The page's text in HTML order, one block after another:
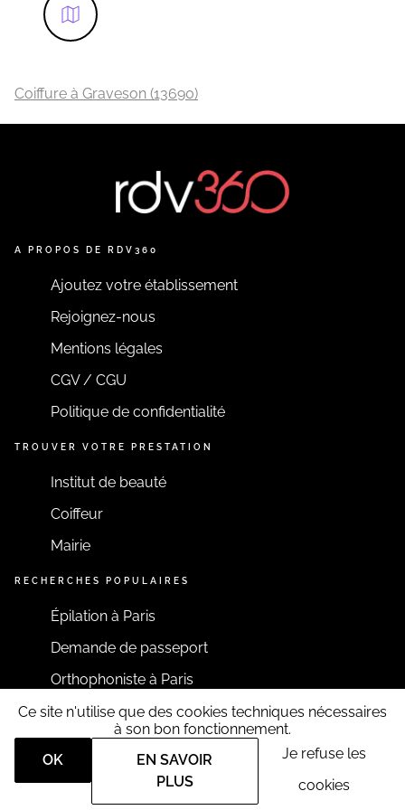
Coiffure à Graveson (13690)
A PROPOS DE RDV360
Ajoutez votre établissement
Rejoignez-nous
Mentions légales
CGV / CGU
Politique de confidentialité
TROUVER VOTRE PRESTATION
Institut de beauté
Coiffeur
Mairie
RECHERCHES POPULAIRES
Épilation à Paris
Demande de passeport
Orthophoniste à Paris
RESTONS CONNECTÉS
Ce site n'utilise que des cookies techniques nécessaires
à son bon fonctionnement.
OK
EN SAVOIR
PLUS
Je refuse les
cookies